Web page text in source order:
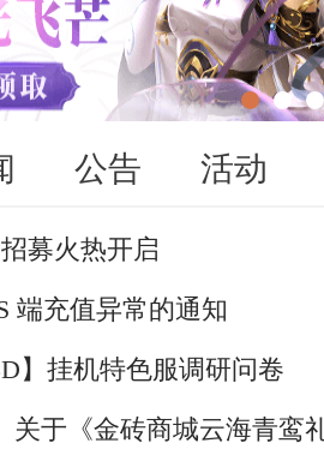
公告 活动
募火热开启
端充值异常的通知
】挂机特色服调研问卷